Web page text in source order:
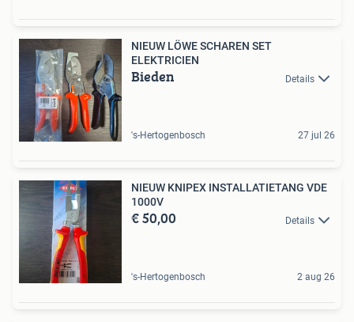
NIEUW LÖWE SCHAREN SET
ELEKTRICIEN
Bieden Details
's-Hertogenbosch 27 jul 26
NIEUW KNIPEX INSTALLATIETANG VDE
1000V
€ 50,00 Details
's-Hertogenbosch 2 aug 26